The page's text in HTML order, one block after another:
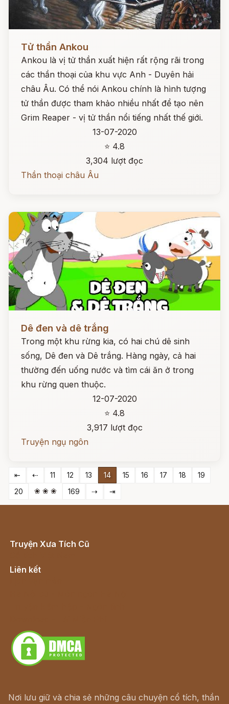
Tử thần Ankou
Ankou là vị tử thần xuất hiện rất rộng rãi trong
các thần thoại của khu vực Anh - Duyên hải
châu Âu. Có thể nói Ankou chính là hình tượng
tử thần được tham khảo nhiều nhất để tạo nên
Grim Reaper - vị tử thần nổi tiếng nhất thế giới.
13-07-2020
⭐ 4.8
3,304 lượt đọc
Thần thoại châu Âu
Dê đen và dê trắng
Trong một khu rừng kia, có hai chú dê sinh
sống, Dê đen và Dê trắng. Hàng ngày, cả hai
thường đến uống nước và tìm cái ăn ở trong
khu rừng quen thuộc.
12-07-2020
⭐ 4.8
3,917 lượt đọc
Truyện ngụ ngôn
⇤ ⇠ 11 12 13 14 15 16 17 18
19
20
❀ ❀ ❀ 169 ⇢ ⇥
Truyện Xưa Tích Cũ
Liên kết
Nơi lưu giữ và chia sẻ những câu chuyện cổ tích, thần